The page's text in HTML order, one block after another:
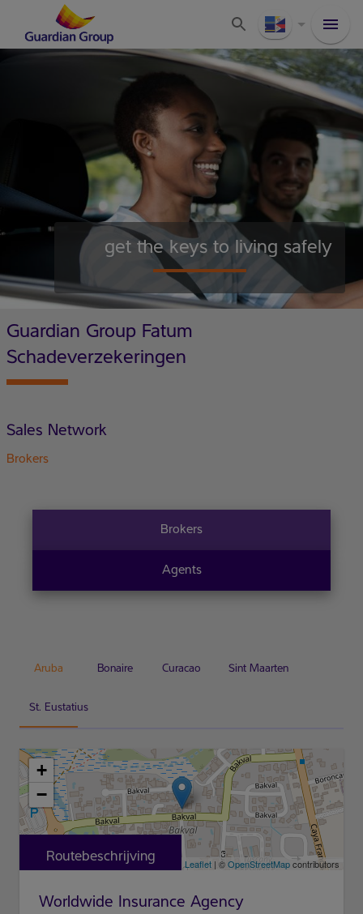
get the keys to living safely
Guardian Group Fatum
Schadeverzekeringen
Sales Network
Brokers
Brokers
Agents
Aruba Bonaire Curacao Sint Maarten
St. Eustatius
+
−
Leaflet | ©OpenStreetMapcontributors
Routebeschrijving
Worldwide Insurance Agency